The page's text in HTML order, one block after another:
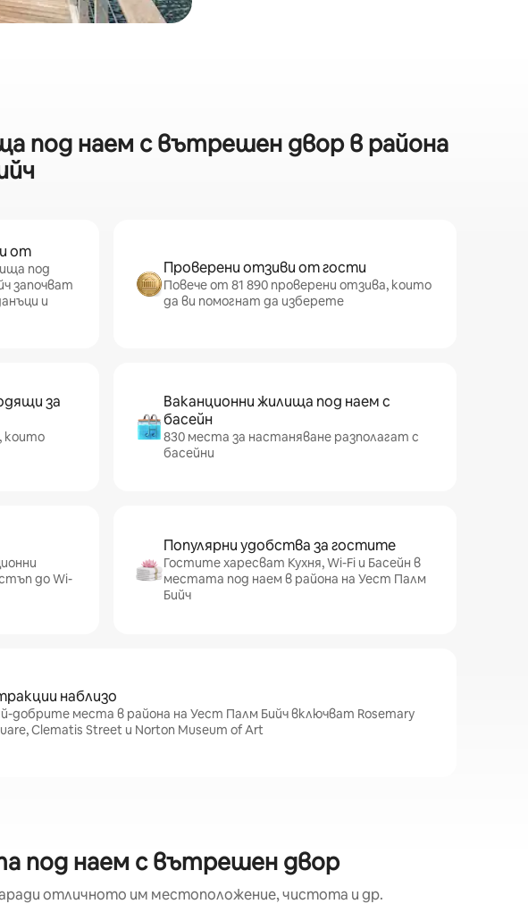
под наем с вътрешен двор в района
от
под
започват
и
Проверени отзиви от гости
Повече от 81 890 проверени отзива, които
да ви помогнат да изберете
за
които
Ваканционни жилища под наем с
басейн
830 места за настаняване разполагат с
басейни
до Wi-
Популярни удобства за гостите
Гостите харесват Кухня, Wi-Fi и Басейн в
местата под наем в района на Уест Палм
Бийч
наблизо
добрите места в района на Уест Палм Бийч включват Rosemary
Clematis Street и Norton Museum of Art
под наем с вътрешен двор
отличното им местоположение, чистота и др.